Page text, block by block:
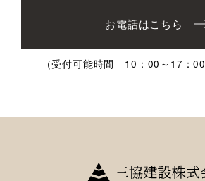
お電話はこちら
（受付可能時間 10：00～17：00